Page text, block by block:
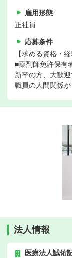
雇用形態
正社員
応募条件
【求める資格・経
■薬剤師免許保有
新卒の方、大歓
職員の人間関係
法人情報
医療法人誠佑